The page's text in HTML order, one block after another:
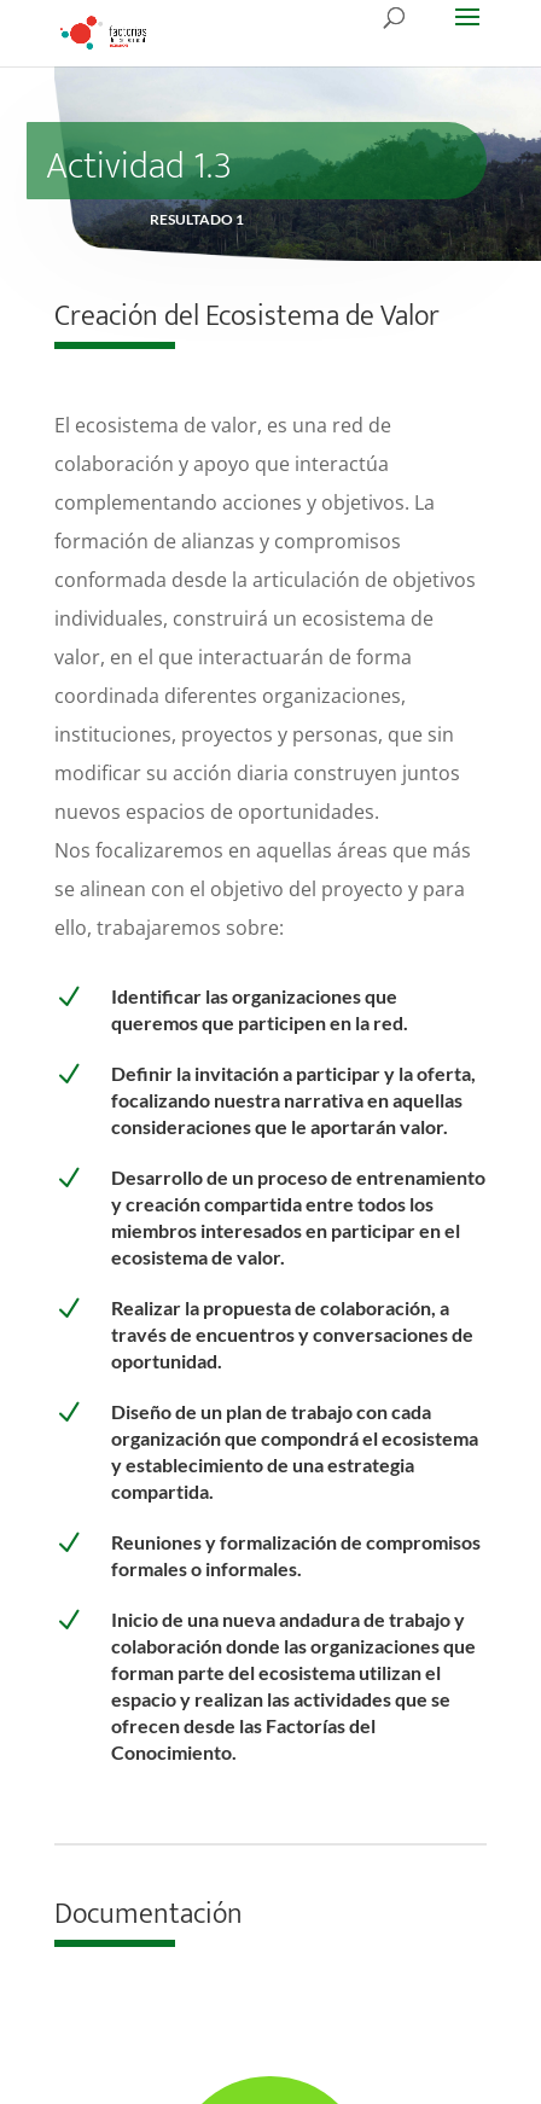
Actividad 1.3
RESULTADO 1
Creación del Ecosistema de Valor
El ecosistema de valor, es una red de
colaboración y apoyo que interactúa
complementando acciones y objetivos. La
formación de alianzas y compromisos
conformada desde la articulación de objetivos
individuales, construirá un ecosistema de
valor, en el que interactuarán de forma
coordinada diferentes organizaciones,
instituciones, proyectos y personas, que sin
modificar su acción diaria construyen juntos
nuevos espacios de oportunidades.
Nos focalizaremos en aquellas áreas que más
se alinean con el objetivo del proyecto y para
ello, trabajaremos sobre:
N
Identificar las organizaciones que
queremos que participen en la red.
N
Definir la invitación a participar y la oferta,
focalizando nuestra narrativa en aquellas
consideraciones que le aportarán valor.
N
Desarrollo de un proceso de entrenamiento
y creación compartida entre todos los
miembros interesados en participar en el
ecosistema de valor.
N
Realizar la propuesta de colaboración, a
través de encuentros y conversaciones de
oportunidad.
N
Diseño de un plan de trabajo con cada
organización que compondrá el ecosistema
y establecimiento de una estrategia
compartida.
N
Reuniones y formalización de compromisos
formales o informales.
N
Inicio de una nueva andadura de trabajo y
colaboración donde las organizaciones que
forman parte del ecosistema utilizan el
espacio y realizan las actividades que se
ofrecen desde las Factorías del
Conocimiento.
Documentación